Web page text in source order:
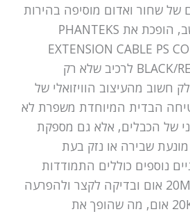
של שחור ואדום מוסיפה בהירות
וסטייל לכל מארז מחשב, הופכת את PHANTEKS
EXTENSION CABLE PS
BLACK/RED PH-CB-CMBO-BR לרכיב שלא רק
חשוב מהעיצוב הוויזואלי של
הבדית המיוחדת משפרת לא
של הכבלים, אלא גם מספקת
שבירה או נזק בעת
נוספים כוללים התמודדות
גבוהה עם ממצה עד 20M אום ובדיקה לקצר ולהפרעה
עם התנגדות של עד 20K אום, מה שהופך את